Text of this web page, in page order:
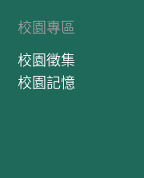
校園專區
校園徵集
校園記憶